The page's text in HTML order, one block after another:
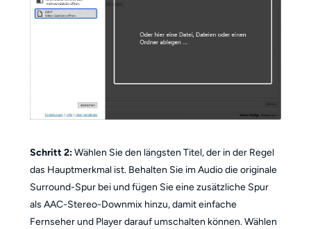
Schritt 2:Wählen Sie den längsten Titel, der in der Regel
das Hauptmerkmal ist. Behalten Sie im Audio die originale
Surround-Spur bei und fügen Sie eine zusätzliche Spur
als AAC-Stereo-Downmix hinzu, damit einfache
Fernseher und Player darauf umschalten können. Wählen